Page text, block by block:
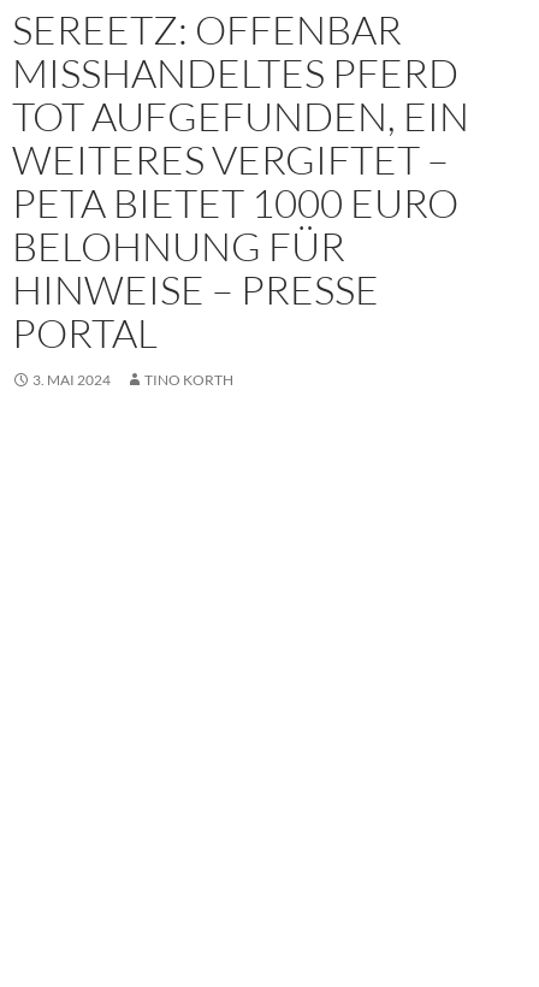
SEREETZ: OFFENBAR
MISSHANDELTES PFERD
TOT AUFGEFUNDEN, EIN
WEITERES VERGIFTET –
PETA BIETET 1000 EURO
BELOHNUNG FÜR
HINWEISE – PRESSE
PORTAL
3. MAI 2024 TINO KORTH